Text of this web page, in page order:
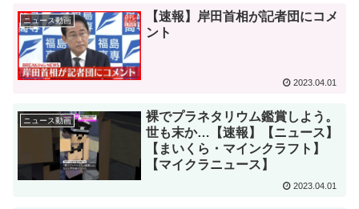
ニュース動画
【速報】岸田首相が記者団にコメ
ント
2023.04.01
ニュース動画
裸でプラネタリウム鑑賞しよう。
世も末か…【速報】【ニュース】
【まいくら・マインクラフト】
【マイクラニュース】
2023.04.01